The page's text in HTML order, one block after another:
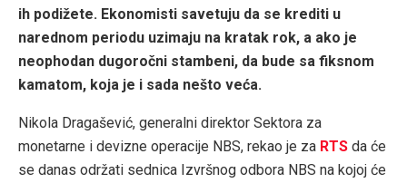
ih podižete. Ekonomisti savetuju da se krediti u
narednom periodu uzimaju na kratak rok, a ako je
neophodan dugoročni stambeni, da bude sa fiksnom
kamatom, koja je i sada nešto veća.
Nikola Dragašević, generalni direktor Sektora za
monetarne i devizne operacije NBS, rekao je za RTS da će
se danas održati sednica Izvršnog odbora NBS na kojoj će